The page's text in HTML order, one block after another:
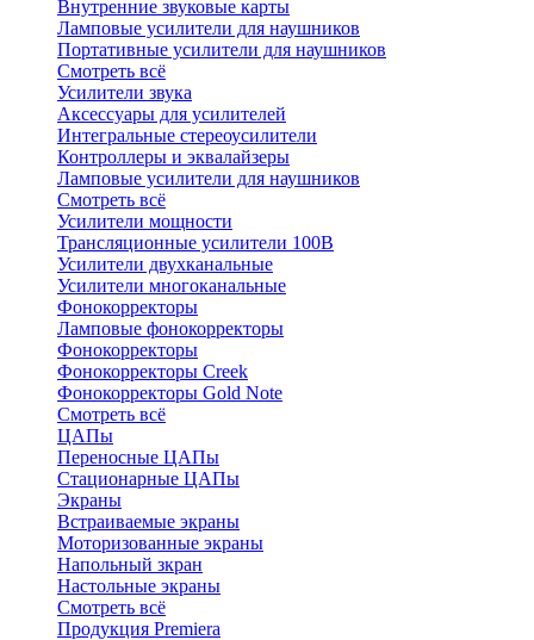
Внутренние звуковые карты
Ламповые усилители для наушников
Портативные усилители для наушников
Смотреть всё
Усилители звука
Аксессуары для усилителей
Интегральные стереоусилители
Контроллеры и эквалайзеры
Ламповые усилители для наушников
Смотреть всё
Усилители мощности
Трансляционные усилители 100В
Усилители двухканальные
Усилители многоканальные
Фонокорректоры
Ламповые фонокорректоры
Фонокорректоры
Фонокорректоры Creek
Фонокорректоры Gold Note
Смотреть всё
ЦАПы
Переносные ЦАПы
Стационарные ЦАПы
Экраны
Встраиваемые экраны
Моторизованные экраны
Напольный зкран
Настольные экраны
Смотреть всё
Продукция Premiera